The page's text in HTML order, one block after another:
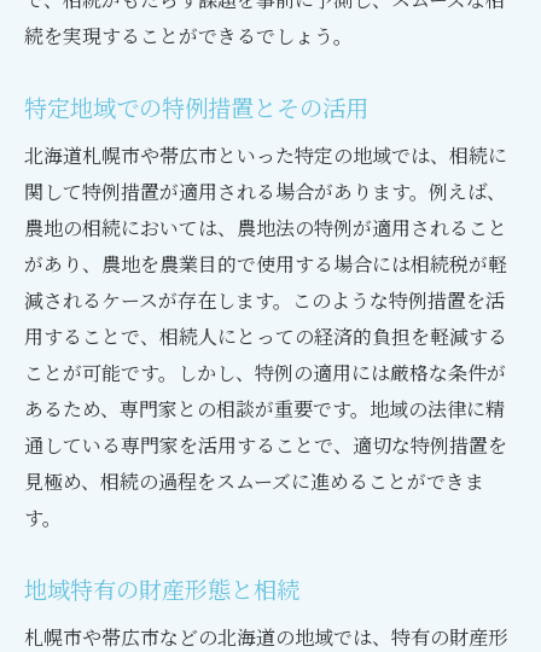
続を実現することができるでしょう。
特定地域での特例措置とその活用
北海道札幌市や帯広市といった特定の地域では、相続に
関して特例措置が適用される場合があります。例えば、
農地の相続においては、農地法の特例が適用されること
があり、農地を農業目的で使用する場合には相続税が軽
減されるケースが存在します。このような特例措置を活
用することで、相続人にとっての経済的負担を軽減する
ことが可能です。しかし、特例の適用には厳格な条件が
あるため、専門家との相談が重要です。地域の法律に精
通している専門家を活用することで、適切な特例措置を
見極め、相続の過程をスムーズに進めることができま
す。
地域特有の財産形態と相続
札幌市や帯広市などの北海道の地域では、特有の財産形